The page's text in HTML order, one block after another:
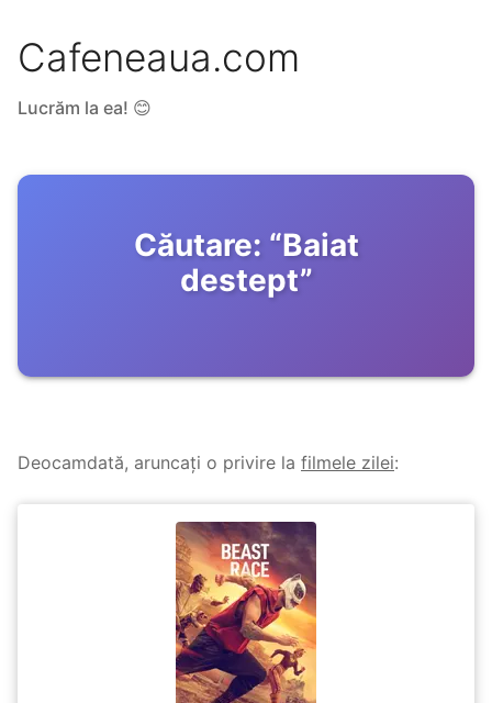
Cafeneaua.com
Lucrăm la ea! 😊
Căutare: “Baiat
destept”
Deocamdată, aruncați o privire la filmele zilei: